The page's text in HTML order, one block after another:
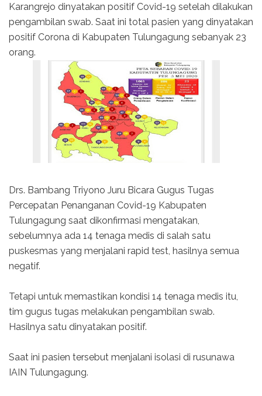
Karangrejo dinyatakan positif Covid-19 setelah dilakukan
pengambilan swab. Saat ini total pasien yang dinyatakan
positif Corona di Kabupaten Tulungagung sebanyak 23
orang.
Drs. Bambang Triyono Juru Bicara Gugus Tugas
Percepatan Penanganan Covid-19 Kabupaten
Tulungagung saat dikonfirmasi mengatakan,
sebelumnya ada 14 tenaga medis di salah satu
puskesmas yang menjalani rapid test, hasilnya semua
negatif.
Tetapi untuk memastikan kondisi 14 tenaga medis itu,
tim gugus tugas melakukan pengambilan swab.
Hasilnya satu dinyatakan positif.
Saat ini pasien tersebut menjalani isolasi di rusunawa
IAIN Tulungagung.